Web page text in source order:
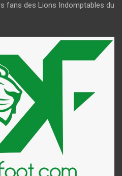
fans des Lions Indomptables du